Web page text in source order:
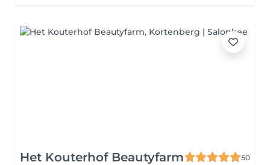
Het Kouterhof Beautyfarm
50